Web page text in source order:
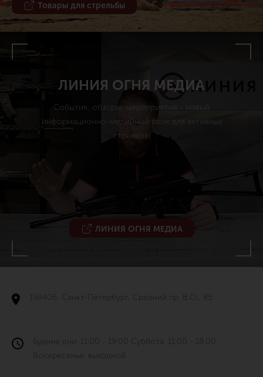
ЛИНИЯ ОГНЯ МЕДИА
События, обзоры, мероприятия - новый
информационно-медийный блок для активных
стрелков!
ЛИНИЯ ОГНЯ МЕДИА
Товары для стрельбы
199406, Санкт-Петербург, Средний пр. В.О., 85
Будние дни: 11:00 - 19:00 Суббота: 11:00 - 18:00
Воскресенье: выходной